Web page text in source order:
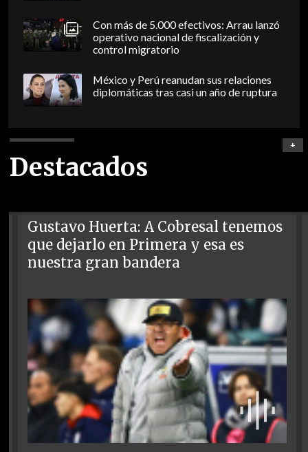
Con más de 5.000 efectivos: Arrau lanzó
operativo nacional de fiscalización y
control migratorio
México y Perú reanudan sus relaciones
diplomáticas tras casi un año de ruptura
Destacados
+
Gustavo Huerta: A Cobresal tenemos
que dejarlo en Primera y esa es
nuestra gran bandera